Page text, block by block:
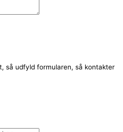
så udfyld formularen, så kontakter